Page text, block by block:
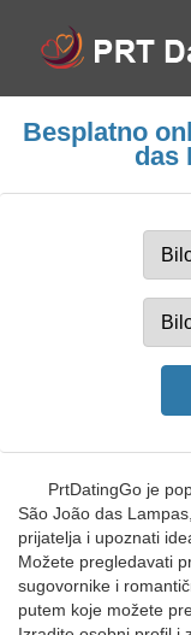
Besplatno
das
PrtDatingGo je
São João das
prijatelja i upoznati
Možete pregledavati
sugovornike i
putem koje možete